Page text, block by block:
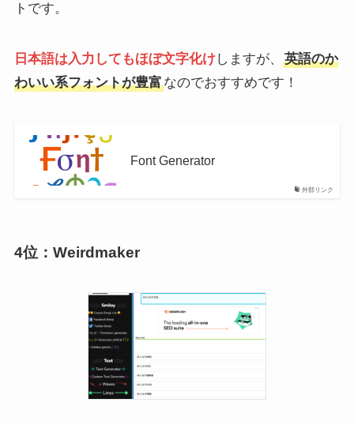
トです。
日本語は入力してもほぼ文字化けしますが、
英語のか
わいい系フォントが豊富なのでおすすめです！
外部リンク
Font Generator
4位：Weirdmaker